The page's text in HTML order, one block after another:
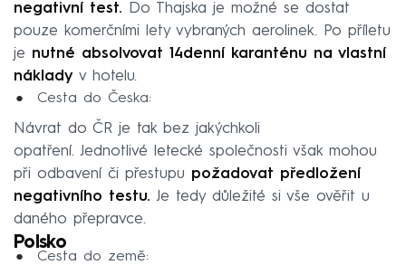
negativní test.
Do Thajska je možné se dostat
pouze komerčními lety vybraných aerolinek. Po příletu
je nutné absolvovat 14denní karanténu na vlastní
náklady v hotelu.
Cesta do Česka:
Návrat do ČR je tak bez jakýchkoli
opatření. Jednotlivé letecké společnosti však mohou
při odbavení či přestupu požadovat předložení
negativního testu. Je tedy důležité si vše ověřit u
daného přepravce.
Polsko
Cesta do země: